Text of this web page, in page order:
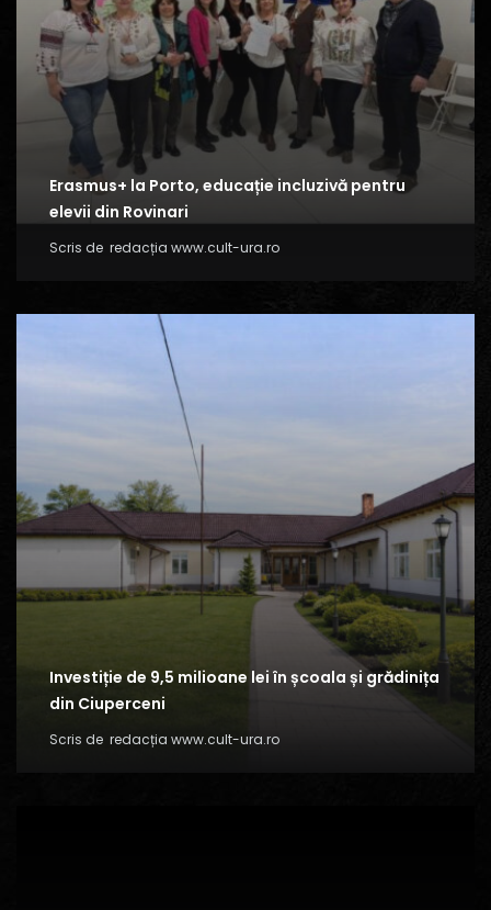
Erasmus+ la Porto, educație incluzivă pentru
elevii din Rovinari
Scris de redacția www.cult-ura.ro
Investiție de 9,5 milioane lei în școala și grădinița
din Ciuperceni
Scris de redacția www.cult-ura.ro